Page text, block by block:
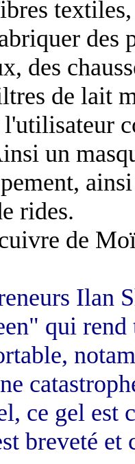
des
des
de lait
l'utilisateur
un
rides.
de
Ilan
qui rend
ce gel est
breveté et